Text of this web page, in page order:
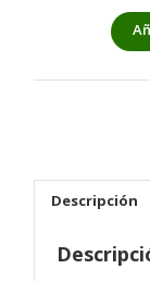
Descripción